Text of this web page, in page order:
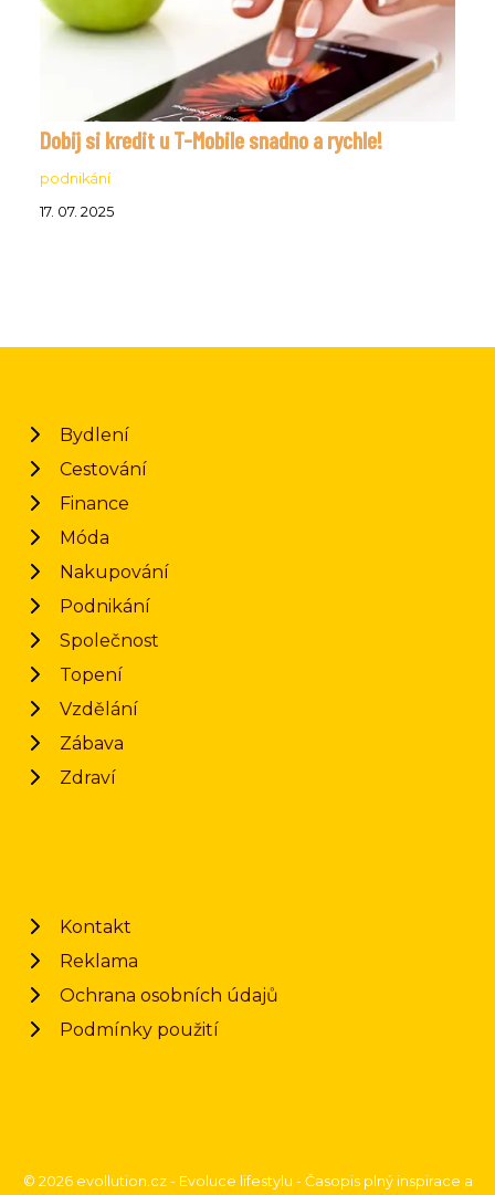
Dobij si kredit u T-Mobile snadno a rychle!
podnikání
17. 07. 2025
Bydlení
Cestování
Finance
Móda
Nakupování
Podnikání
Společnost
Topení
Vzdělání
Zábava
Zdraví
Kontakt
Reklama
Ochrana osobních údajů
Podmínky použití
© 2026 evollution.cz - Evoluce lifestylu - Časopis plný inspirace a